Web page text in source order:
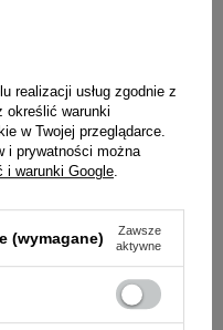
Oszczędzasz -
Milord Suszone
23,79 zł
118,95 zł / kg
Najniższa cena
realizacji usług zgodnie z
określić warunki
w Twojej przeglądarce.
i prywatności można
i warunki Google
(wymagane)
Zawsze
aktywne